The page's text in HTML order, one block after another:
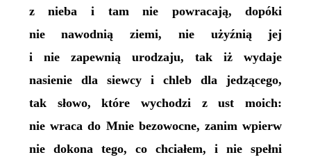
z nieba i tam nie powracają, dopóki
nie nawodnią ziemi, nie użyźnią jej
i nie zapewnią urodzaju, tak iż wydaje
nasienie dla siewcy i chleb dla jedzącego,
tak słowo, które wychodzi z ust moich:
nie wraca do Mnie bezowocne, zanim wpierw
nie dokona tego, co chciałem, i nie spełni